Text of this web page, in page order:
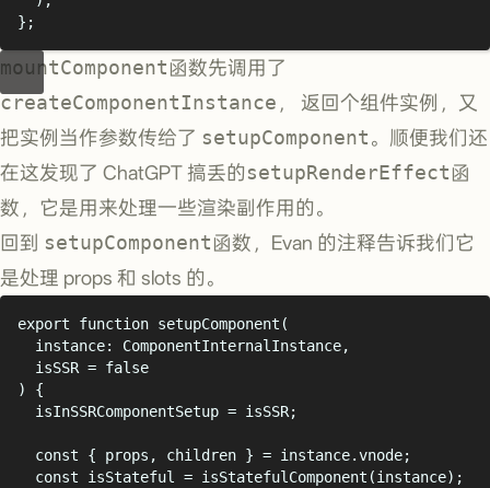
};
mountComponent函数先调用了
createComponentInstance ， 返回个组件实例，又
把实例当作参数传给了 setupComponent。顺便我们还
在这发现了 ChatGPT 搞丢的setupRenderEffect函
数，它是用来处理一些渲染副作用的。
回到 setupComponent函数，Evan 的注释告诉我们它
是处理 props 和 slots 的。
export function setupComponent (
instance: ComponentInternalInstance,
isSSR = false
)
{
isInSSRComponentSetup = isSSR;
const { props , children } = instance.vnode;
const
isStateful = isStatefulComponent (instance) ;